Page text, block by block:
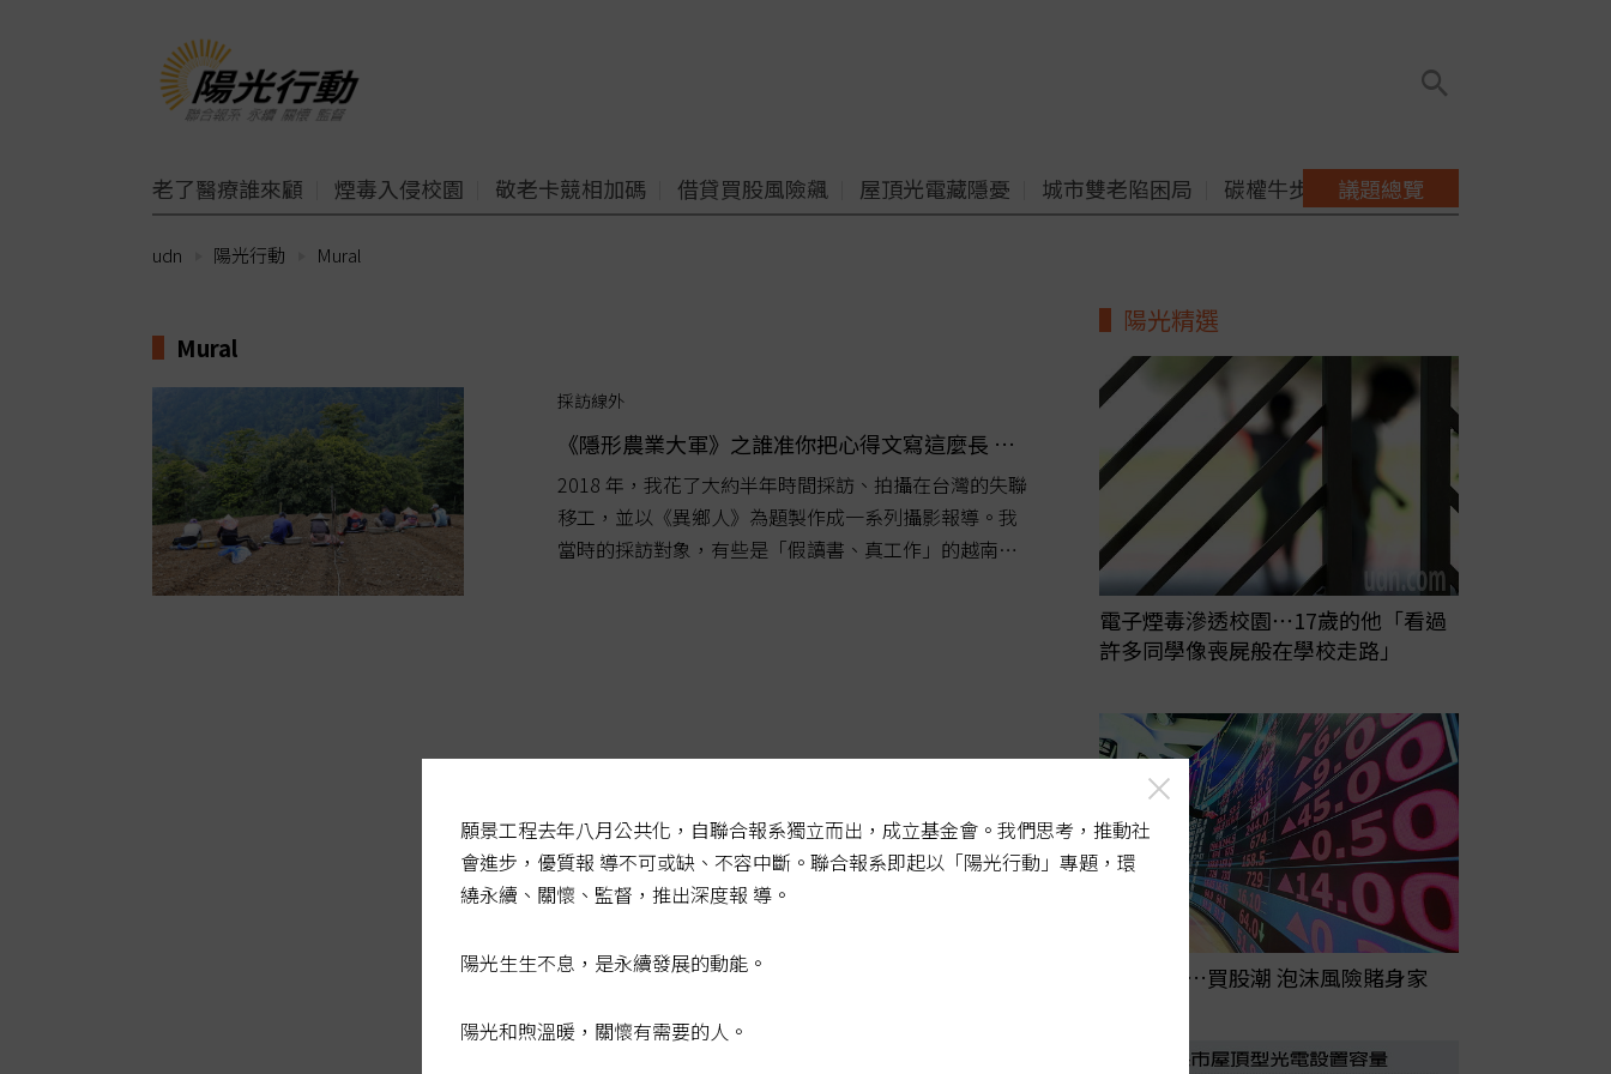
老了醫療誰來顧 煙毒入侵校園 敬老卡競相加碼 借貸買股風險飆 屋頂光電藏隱憂 城市雙老陷困局 碳權牛步缺配套議題總覽
udn 陽光行動 Mural
Mural
採訪線外
《隱形農業大軍》之誰准你把心得文寫這麼長 這樣大家會很困擾
2018 年，我花了大約半年時間採訪、拍攝在台灣的失聯
移工，並以《異鄉人》為題製作成一系列攝影報導。我
當時的採訪對象，有些是「假讀書、真工作」的越南或
陽光精選
電子煙毒滲透校園⋯17歲的他「看過
許多同學像喪屍般在學校走路」
四貸同堂…買股潮 泡沫風險賭身家
願景工程去年八月公共化，自聯合報系獨立而出，成立基金會。我們思考，推動社
會進步，優質報 導不可或缺、不容中斷。聯合報系即起以「陽光行動」專題，環
繞永續、關懷、監督，推出深度報 導。
陽光生生不息，是永續發展的動能。
陽光和煦溫暖，關懷有需要的人。